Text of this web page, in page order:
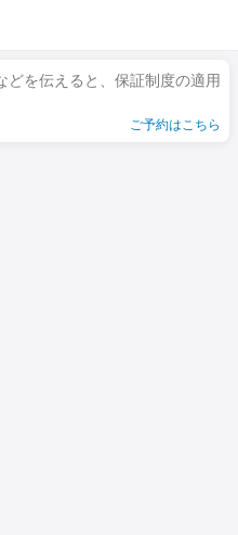
どを伝えると、保証制度の適用
ご予約はこちら